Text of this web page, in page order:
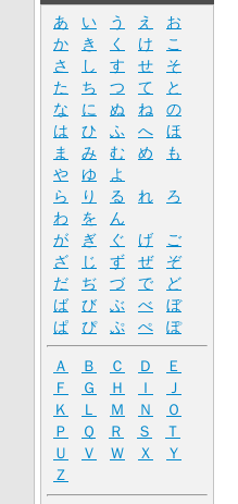
あ い う え
お
か
き く け
こ
さ
し す せ
そ
た
ち つ て
と
な
に ぬ ね
の
は
ひ ふ へ
ほ
ま
み む め
も
や
ゆ
よ
ら
り る れ
ろ
わ
を
ん
が
ぎ ぐ げ
ご
ざ
じ ず ぜ
ぞ
だ
ぢ づ で
ど
ば
び ぶ べ
ぼ
ぱ
ぴ ぷ ぺ ぽ
Ａ Ｂ Ｃ Ｄ
Ｅ
Ｆ
Ｇ Ｈ Ｉ
Ｊ
Ｋ
Ｌ Ｍ Ｎ
Ｏ
Ｐ
Ｑ Ｒ Ｓ
Ｔ
Ｕ
Ｖ Ｗ Ｘ
Ｙ
Ｚ